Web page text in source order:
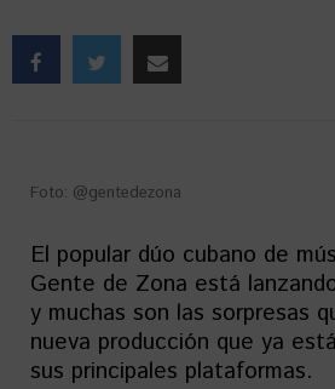
Foto: @gentedezona
El popular dúo cubano de
Gente de Zona está
y muchas son las sorpresas
nueva producción que ya
sus principales plataformas.